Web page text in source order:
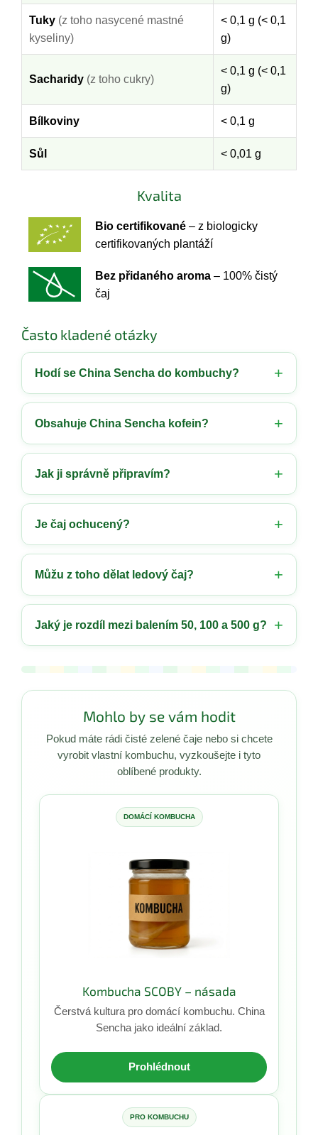
Tuky (z toho nasycené mastné
kyseliny)
< 0,1 g (< 0,1
g)
Sacharidy (z toho cukry)
< 0,1 g (< 0,1
g)
Bílkoviny < 0,1 g
Sůl < 0,01 g
Kvalita
Bio certifikované – z biologicky
certifikovaných plantáží
Bez přidaného aroma – 100% čistý
čaj
Často kladené otázky
Hodí se China Sencha do kombuchy?
Obsahuje China Sencha kofein?
Jak ji správně připravím?
Je čaj ochucený?
Můžu z toho dělat ledový čaj?
Jaký je rozdíl mezi balením 50, 100 a 500 g?
Mohlo by se vám hodit
Pokud máte rádi čisté zelené čaje nebo si chcete
vyrobit vlastní kombuchu, vyzkoušejte i tyto
oblíbené produkty.
DOMÁCÍ KOMBUCHA
Kombucha SCOBY – násada
Čerstvá kultura pro domácí kombuchu. China
Sencha jako ideální základ.
Prohlédnout
PRO KOMBUCHU